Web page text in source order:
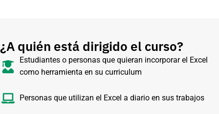
¿A quién está dirigido el curso?
Estudiantes o personas que quieran incorporar el Excel
como herramienta en su curriculum
Personas que utilizan el Excel a diario en sus trabajos